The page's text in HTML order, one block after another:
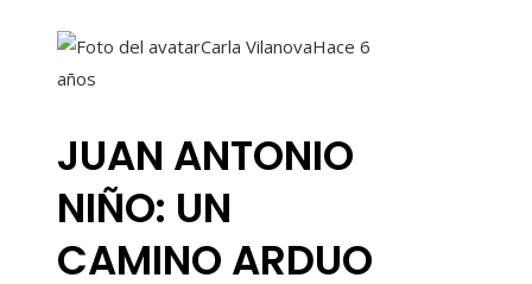
Carla VilanovaHace 6
años
JUAN ANTONIO
NIÑO: UN
CAMINO ARDUO